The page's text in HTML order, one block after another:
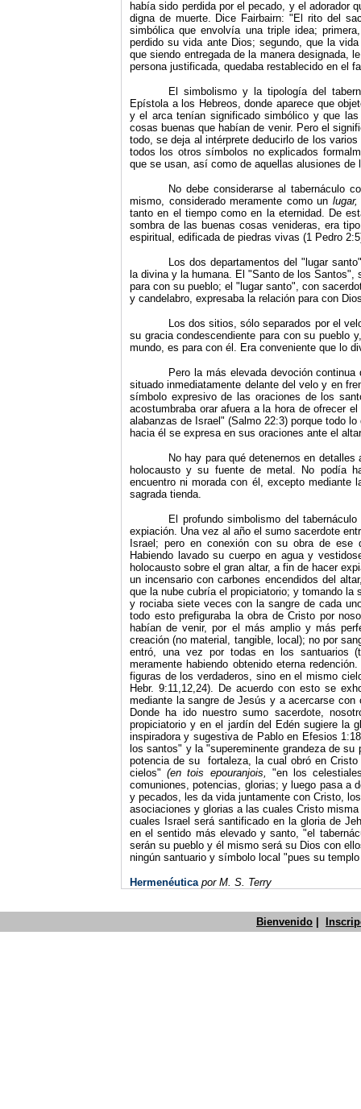
había sido perdida por el pecado, y el adorador
digna de muerte. Dice Fairbairn: "El rito del
simbólica que envolvía una triple idea;
perdido su vida ante Dios; segundo, que la
que siendo entregada de la manera designada,
persona justificada, quedaba restablecido en el
El simbolismo y la tipología del
Epístola a los Hebreos, donde aparece que
y el arca tenían significado simbólico y que
cosas buenas que habían de venir. Pero el
todo, se deja al intérprete deducirlo de los
todos los otros símbolos no explicados
que se usan, así como de aquellas alusiones
No debe considerarse al tabernáculo
mismo, considerado meramente como un lugar,
tanto en el tiempo como en la eternidad. De
sombra de las buenas cosas venideras, era
espiritual, edificada de piedras vivas (1 Pedro
Los dos departamentos del "lugar
la divina y la humana. El "Santo de los
para con su pueblo; el "lugar santo", con
y candelabro, expresaba la relación para con
Los dos sitios, sólo separados por el
su gracia condescendiente para con su pueblo
mundo, es para con él. Era conveniente que lo
Pero la más elevada devoción
situado inmediatamente delante del velo y en
símbolo expresivo de las oraciones de los
acostumbraba orar afuera a la hora de ofrecer
alabanzas de Israel" (Salmo 22:3) porque todo
hacia él se expresa en sus oraciones ante el
No hay para qué detenernos en
holocausto y su fuente de metal. No podía
encuentro ni morada con él, excepto mediante
sagrada tienda.
El profundo simbolismo del
expia­ción. Una vez al año el sumo sacerdote
Israel; pero en conexión con su obra de
Habiendo lavado su cuerpo en agua y
holocausto sobre el gran altar, a fin de hacer
un incensario con carbones encendidos del
que la nube cubría el propiciatorio; y tomando la
y rociaba siete veces con la sangre de cada
todo esto prefiguraba la obra de Cristo por
habían de venir, por el más amplio y más
creación (no material, tangible, local); no por
entró, una vez por todas en los santuarios
meramente habiendo obtenido eterna
figuras de los verdaderos, sino en el mismo
Hebr. 9:11,12,24). De acuerdo con esto se
mediante la sangre de Jesús y a acercarse con
Donde ha ido nuestro sumo sacerdote,
propiciatorio y en el jardín del Edén sugiere la
inspiradora y sugestiva de Pablo en Efesios
los santos" y la "supereminente grandeza de
potencia de su fortaleza, la cual obró en
cielos"(en tois epou­ranjois, "en los
comuniones, potencias, glorias; y luego pasa a
y pecados, les da vida juntamente con Cristo,
asociaciones y glorias a las cuales Cristo
cuales Israel será santificado en la gloria de
en el sentido más elevado y santo, "el
serán su pueblo y él mismo será su Dios con
ningún santuario y símbolo local "pues su
Hermenéutica por M. S. Terry
Bienvenido